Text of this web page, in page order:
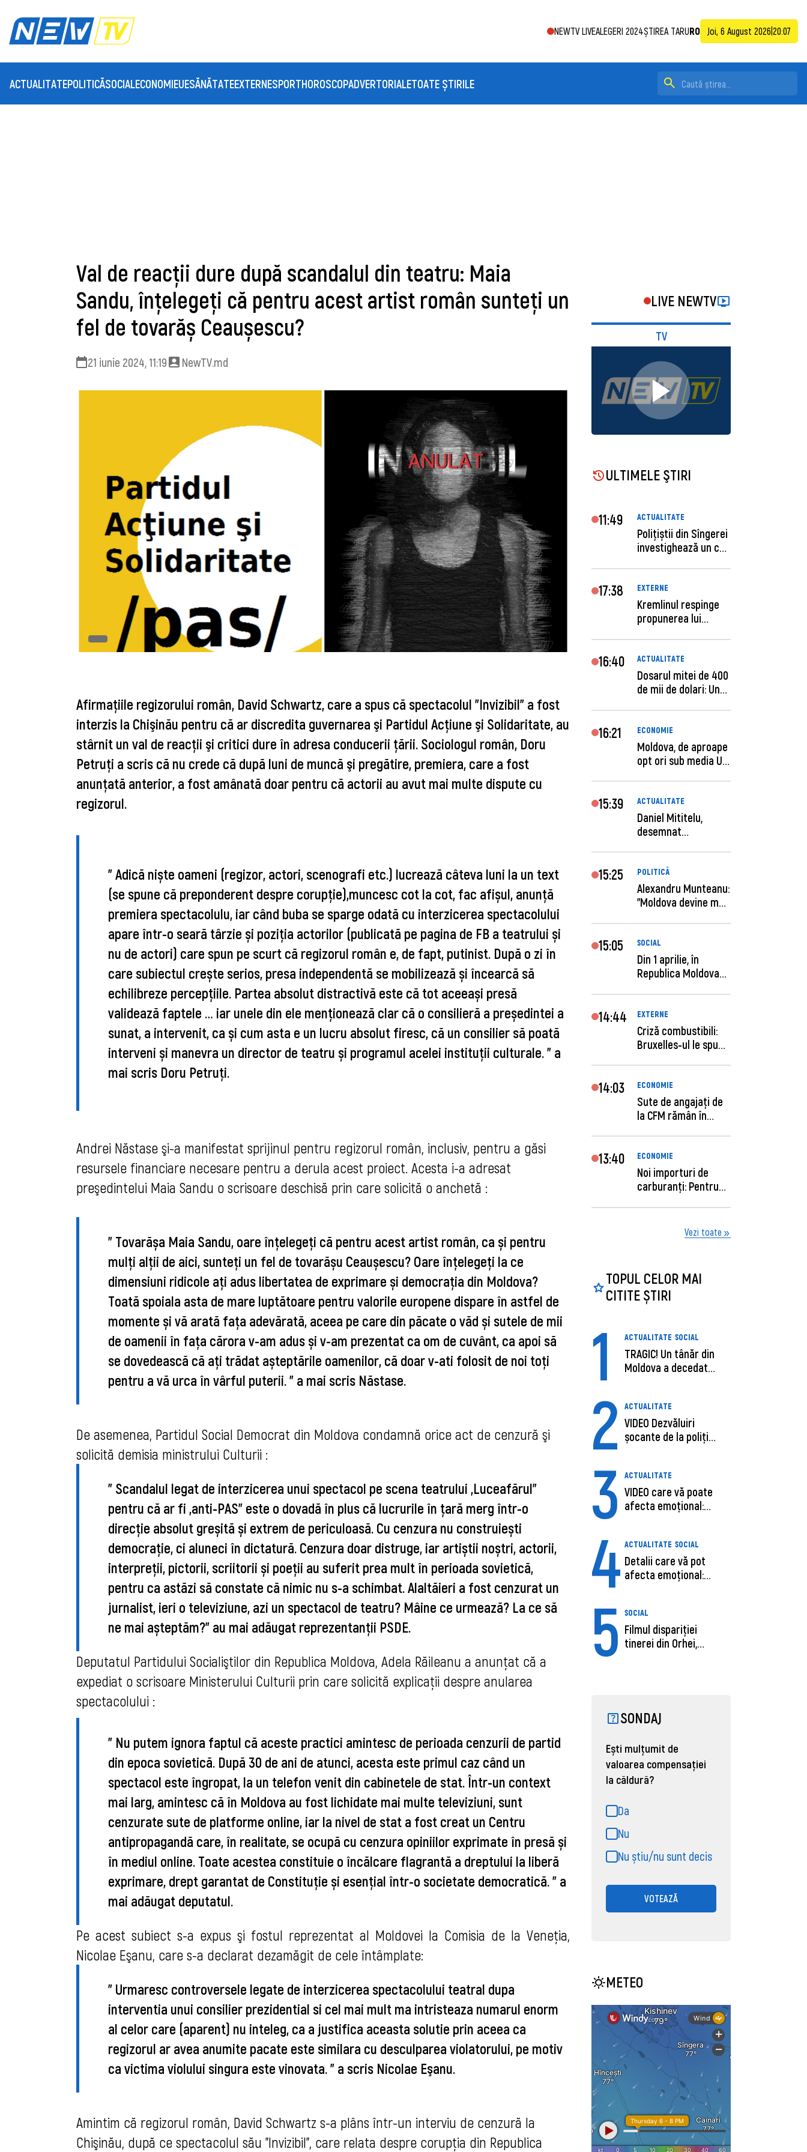
NEWTV LIVEALEGERI 2024ȘTIREA TARURO Joi, 6 August 2026 20:07
ACTUALITATEPOLITICĂSOCIAL ECONOMIEUESĂNĂTATEEXTERNESPORTHOROSCOPADVERTORIALETOATE ȘTIRILE
Val de reacţii dure după scandalul din teatru: Maia
Sandu, înțelegeți că pentru acest artist român sunteți un
fel de tovarăș Ceaușescu?
21 iunie 2024, 11:19 NewTV.md
Afirmaţiile regizorului român, David Schwartz, care a spus că spectacolul "Invizibil" a fost
interzis la Chişinău pentru că ar discredita guvernarea şi Partidul Acţiune şi Solidaritate, au
stârnit un val de reacţii şi critici dure în adresa conducerii ţării. Sociologul român, Doru
Petruţi a scris că nu crede că după luni de muncă şi pregătire, premiera, care a fost
anunţată anterior, a fost amânată doar pentru că actorii au avut mai multe dispute cu
regizorul.
"Adică niște oameni (regizor, actori, scenografi etc.) lucrează câteva luni la un text
(se spune că preponderent despre corupție),muncesc cot la cot, fac afișul, anunță
premiera spectacolulu, iar când buba se sparge odată cu interzicerea spectacolului
apare într-o seară târzie și poziția actorilor (publicată pe pagina de FB a teatrului și
nu de actori) care spun pe scurt că regizorul român e, de fapt, putinist. După o zi în
care subiectul crește serios, presa independentă se mobilizează și încearcă să
echilibreze percepțiile. Partea absolut distractivă este că tot aceeași presă
validează faptele … iar unele din ele menționează clar că o consilieră a președintei a
sunat, a intervenit, ca și cum asta e un lucru absolut firesc, că un consilier să poată
interveni și manevra un director de teatru și programul acelei instituții culturale. " a
mai scris Doru Petruţi.
Andrei Năstase şi-a manifestat sprijinul pentru regizorul român, inclusiv, pentru a găsi
resursele financiare necesare pentru a derula acest proiect. Acesta i-a adresat
preşedintelui Maia Sandu o scrisoare deschisă prin care solicită o anchetă :
" Tovarășa Maia Sandu, oare înțelegeți că pentru acest artist român, ca și pentru
mulți alții de aici, sunteți un fel de tovarășu Ceaușescu? Oare înțelegeți la ce
dimensiuni ridicole ați adus libertatea de exprimare și democrația din Moldova?
Toată spoiala asta de mare luptătoare pentru valorile europene dispare în astfel de
momente și vă arată fața adevărată, aceea pe care din păcate o văd și sutele de mii
de oamenii în fața cărora v-am adus și v-am prezentat ca om de cuvânt, ca apoi să
se dovedească că ați trădat așteptările oamenilor, că doar v-ati folosit de noi toți
pentru a vă urca în vârful puterii. " a mai scris Năstase.
De asemenea, Partidul Social Democrat din Moldova condamnă orice act de cenzură şi
solicită demisia ministrului Culturii :
" Scandalul legat de interzicerea unui spectacol pe scena teatrului „Luceafărul”
pentru că ar fi „anti-PAS” este o dovadă în plus că lucrurile în țară merg într-o
direcție absolut greșită și extrem de periculoasă. Cu cenzura nu construiești
democrație, ci aluneci în dictatură. Cenzura doar distruge, iar artiștii noștri, actorii,
interpreții, pictorii, scriitorii și poeții au suferit prea mult în perioada sovietică,
pentru ca astăzi să constate că nimic nu s-a schimbat. Alaltăieri a fost cenzurat un
jurnalist, ieri o televiziune, azi un spectacol de teatru? Mâine ce urmează? La ce să
ne mai așteptăm?" au mai adăugat reprezentanţii PSDE.
Deputatul Partidului Socialiştilor din Republica Moldova, Adela Răileanu a anunţat că a
expediat o scrisoare Ministerului Culturii prin care solicită explicaţii despre anularea
spectacolului :
" Nu putem ignora faptul că aceste practici amintesc de perioada cenzurii de partid
din epoca sovietică. După 30 de ani de atunci, acesta este primul caz când un
spectacol este îngropat, la un telefon venit din cabinetele de stat. Într-un context
mai larg, amintesc că în Moldova au fost lichidate mai multe televiziuni, sunt
cenzurate sute de platforme online, iar la nivel de stat a fost creat un Centru
antipropagandă care, în realitate, se ocupă cu cenzura opiniilor exprimate în presă și
în mediul online. Toate acestea constituie o încălcare flagrantă a dreptului la liberă
exprimare, drept garantat de Constituție și esențial într-o societate democratică. " a
mai adăugat deputatul.
Pe acest subiect s-a expus şi fostul reprezentat al Moldovei la Comisia de la Veneţia,
Nicolae Eşanu, care s-a declarat dezamăgit de cele întâmplate:
" Urmaresc controversele legate de interzicerea spectacolului teatral dupa
interventia unui consilier prezidential si cel mai mult ma intristeaza numarul enorm
al celor care (aparent) nu inteleg, ca a justifica aceasta solutie prin aceea ca
regizorul ar avea anumite pacate este similara cu desculparea violatorului, pe motiv
ca victima violului singura este vinovata. " a scris Nicolae Eşanu.
Amintim că regizorul român, David Schwartz s-a plâns într-un interviu de cenzură la
Chişinău, după ce spectacolul său "Invizibil", care relata despre corupţia din Republica
LIVE NEWTV
TV
ULTIMELE ŞTIRI
11:49 ACTUALITATE
Polițiștii din Sîngerei
investighează un caz
17:38 EXTERNE
Kremlinul respinge
propunerea lui
16:40 ACTUALITATE
Dosarul mitei de 400
de mii de dolari: Un
16:21 ECONOMIE
Moldova, de aproape
opt ori sub media UE
15:39 ACTUALITATE
Daniel Mititelu,
desemnat
15:25 POLITICĂ
Alexandru Munteanu:
"Moldova devine mai
15:05 SOCIAL
Din 1 aprilie, în
Republica Moldova
14:44 EXTERNE
Criză combustibili:
Bruxelles-ul le spune
14:03 ECONOMIE
Sute de angajaţi de
la CFM rămân în
13:40 ECONOMIE
Noi importuri de
carburanți: Pentru
Vezi toate
TOPUL CELOR MAI
CITITE ȘTIRI
1 ACTUALITATE SOCIAL
TRAGIC! Un tânăr din
Moldova a decedat
2 ACTUALITATE
VIDEO Dezvăluiri
șocante de la poliție,
3 ACTUALITATE
VIDEO care vă poate
afecta emoțional:
4 ACTUALITATE SOCIAL
Detalii care vă pot
afecta emoțional:
5 SOCIAL
Filmul dispariției
tinerei din Orhei,
SONDAJ
Ești mulțumit de
valoarea compensației
la căldură?
Da
Nu
Nu știu/nu sunt decis
VOTEAZĂ
METEO